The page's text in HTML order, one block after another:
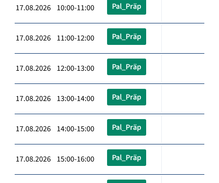
17.08.2026 10:00-11:00 Pal_Präp
17.08.2026 11:00-12:00 Pal_Präp
17.08.2026 12:00-13:00 Pal_Präp
17.08.2026 13:00-14:00 Pal_Präp
17.08.2026 14:00-15:00 Pal_Präp
17.08.2026 15:00-16:00 Pal_Präp